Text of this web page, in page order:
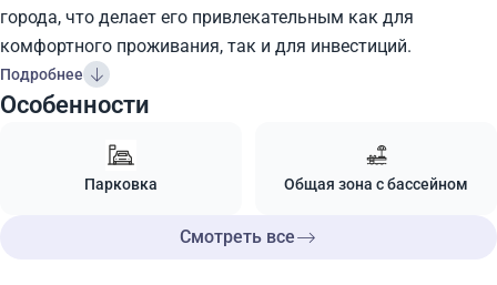
города, что делает его привлекательным как для
комфортного проживания, так и для инвестиций.
Подробнее
Особенности
Парковка Общая зона с бассейном
Смотреть все